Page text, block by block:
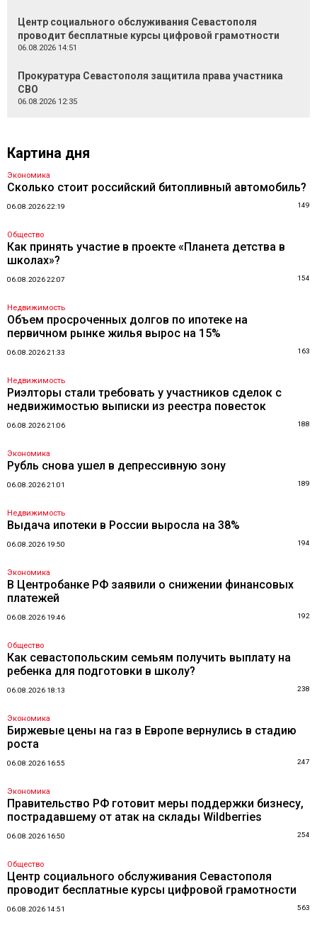
Центр социального обслуживания Севастополя
проводит бесплатные курсы цифровой грамотности
06.08.2026 14:51
Прокуратура Севастополя защитила права участника
СВО
06.08.2026 12:35
Картина дня
Экономика
Сколько стоит российский битопливный автомобиль?
06.08.2026 22:19 149
Общество
Как принять участие в проекте «Планета детства в
школах»?
06.08.2026 22:07 154
Недвижимость
Объем просроченных долгов по ипотеке на
первичном рынке жилья вырос на 15%
06.08.2026 21:33 163
Недвижимость
Риэлторы стали требовать у участников сделок с
недвижимостью выписки из реестра повесток
06.08.2026 21:06 188
Экономика
Рубль снова ушел в депрессивную зону
06.08.2026 21:01 189
Недвижимость
Выдача ипотеки в России выросла на 38%
06.08.2026 19:50 194
Экономика
В Центробанке РФ заявили о снижении финансовых
платежей
06.08.2026 19:46 192
Общество
Как севастопольским семьям получить выплату на
ребенка для подготовки в школу?
06.08.2026 18:13 238
Экономика
Биржевые цены на газ в Европе вернулись в стадию
роста
06.08.2026 16:55 247
Экономика
Правительство РФ готовит меры поддержки бизнесу,
пострадавшему от атак на склады Wildberries
06.08.2026 16:50 254
Общество
Центр социального обслуживания Севастополя
проводит бесплатные курсы цифровой грамотности
06.08.2026 14:51 563